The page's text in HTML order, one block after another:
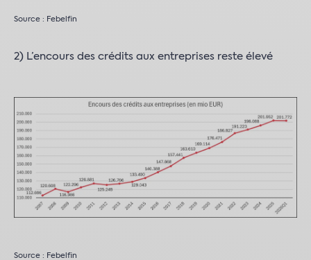
Source : Febelfin
2) L’encours des crédits aux entreprises reste élevé
Source : Febelfin